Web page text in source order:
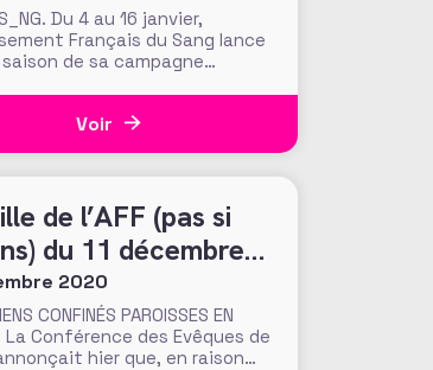
Du 4 au 16 janvier,
Français du Sang lance
de sa campagne
B et O (celles qui composent
Voir
l’AFF (pas si
du 11 décembre
2020
CONFINÉS PAROISSES EN
La Conférence des Evêques de
hier que, en raison